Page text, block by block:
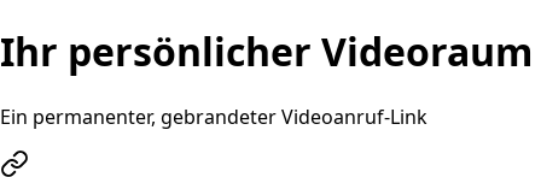
Ihr persönlicher Videoraum
Ein permanenter, gebrandeter Videoanruf-Link